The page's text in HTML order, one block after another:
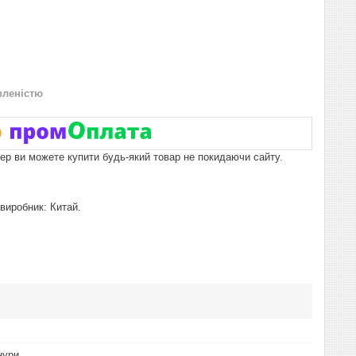
ви можете купити будь-який товар не покидаючи сайту.
Китай.